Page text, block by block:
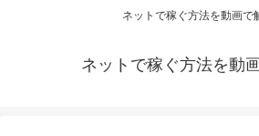
ネットで稼ぐ方法を動画で
ネットで稼ぐ方法を動